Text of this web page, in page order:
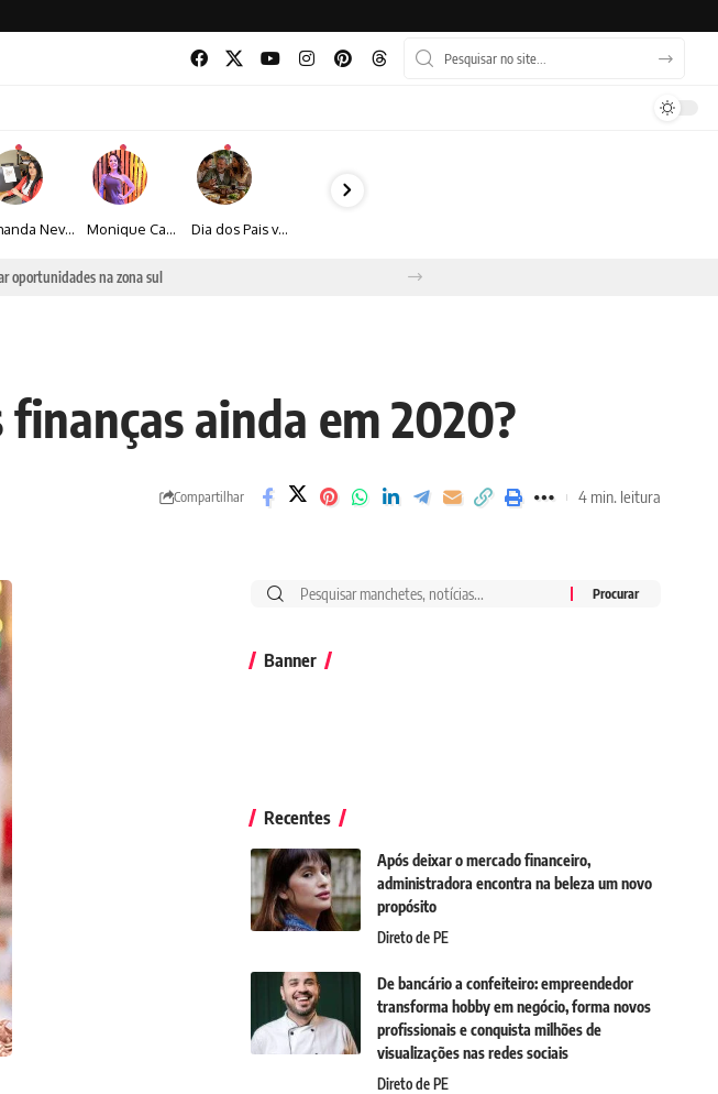
Amanda Neves transforma a beleza da natureza em obras realistas repletas de sensibilidade Monique Camacho é homenageada no Prêmio Gênios da Atualidade 2026 Dia dos Pais vai além do almoço: como transformar a data em experiência, afeto e boas escolhas
oportunidades na zona sul
ainda em 2020?
Compartilhar 4 min. leitura
Banner
Recentes
Após deixar o mercado financeiro,
administradora encontra na beleza um novo
propósito
Direto de PE
De bancário a confeiteiro: empreendedor
transforma hobby em negócio, forma novos
profissionais e conquista milhões de
visualizações nas redes sociais
Direto de PE